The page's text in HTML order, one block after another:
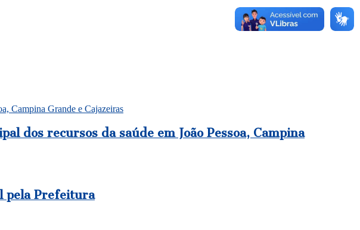
Campina Grande e Cajazeiras
dos recursos da saúde em João Pessoa, Campina
pela Prefeitura